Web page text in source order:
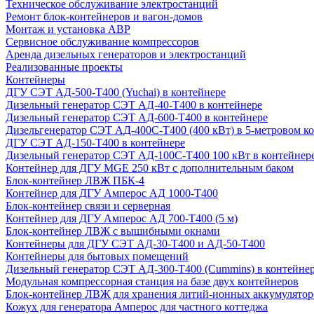
Техническое обслуживание электростанций
Ремонт блок-контейнеров и вагон-домов
Монтаж и установка АВР
Сервисное обслуживание компрессоров
Аренда дизельных генераторов и электростанций
Реализованные проекты
Контейнеры
ДГУ СЭТ АД-500-Т400 (Yuchai) в контейнере
Дизельный генератор СЭТ АД-40-Т400 в контейнере
Дизельный генератор СЭТ АД-600-Т400 в контейнере
Дизельгенератор СЭТ АД-400С-Т400 (400 кВт) в 5-метровом
ДГУ СЭТ АД-150-Т400 в контейнере
Дизельный генератор СЭТ АД-100С-Т400 100 кВт в
Контейнер для ДГУ MGE 250 кВт с дополнительным баком
Блок-контейнер ЛВЖ ПБК-4
Контейнер для ДГУ Амперос АД 1000-Т400
Блок-контейнер связи и серверная
Контейнер для ДГУ Амперос АД 700-Т400 (5 м)
Блок-контейнер ЛВЖ с вышибными окнами
Контейнеры для ДГУ СЭТ АД-30-Т400 и АД-50-Т400
Контейнеры для бытовых помещений
Дизельный генератор СЭТ АД-300-Т400 (Cummins) в
Модульная компрессорная станция на базе двух контейнеров
Блок-контейнер ЛВЖ для хранения литий-ионных
Кожух для генератора Амперос для частного коттеджа